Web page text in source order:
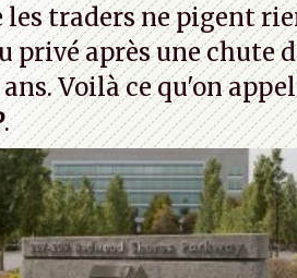
traders ne pigent
privé après une chute
Voilà ce qu'on
.